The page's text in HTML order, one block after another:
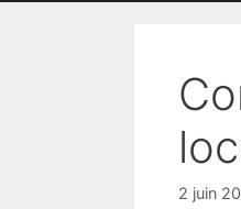
2 juin